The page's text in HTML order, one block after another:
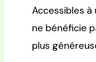
Accessibles à
ne bénéficie
plus